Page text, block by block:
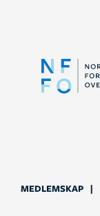
MEDLEMSKAP |